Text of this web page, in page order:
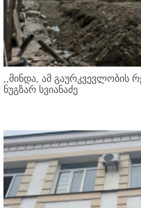
,,მინდა, ამ გაურკვევლობის
ნუგზარ სვიანაძე